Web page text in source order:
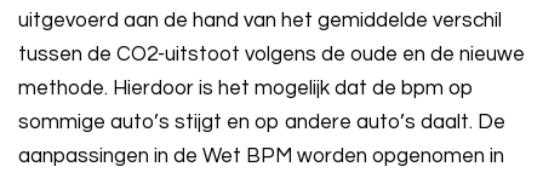
uitgevoerd aan de hand van het gemiddelde verschil
tussen de CO2-uitstoot volgens de oude en de nieuwe
methode. Hierdoor is het mogelijk dat de bpm op
sommige auto’s stijgt en op andere auto’s daalt. De
aanpassingen in de Wet BPM worden opgenomen in